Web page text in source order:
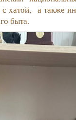
с хатой, а также
быта.